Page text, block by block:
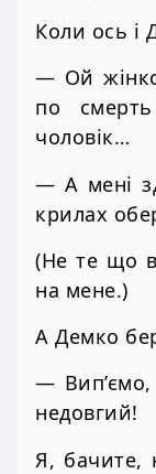
Коли ось і
— Ой
по
чоловік…
— А мені
крилах
(Не те що
на мене.)
А Демко
—
недовгий!
Я, бачите,